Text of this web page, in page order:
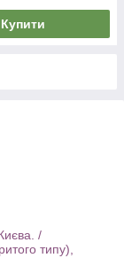
Купити
/
типу),